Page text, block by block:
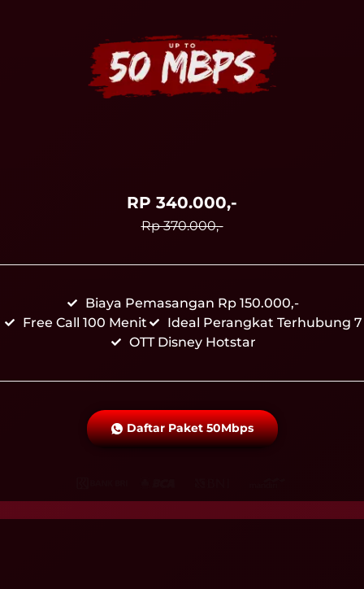
RP 340.000,-
Rp 370.000,-
Biaya Pemasangan Rp 150.000,-
Free Call 100 Menit
Ideal Perangkat Terhubung 7
OTT Disney Hotstar
Daftar Paket 50Mbps